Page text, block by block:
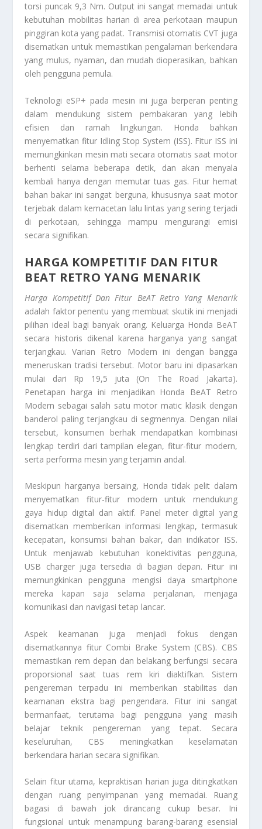
torsi puncak 9,3 Nm. Output ini sangat memadai untuk
kebutuhan mobilitas harian di area perkotaan maupun
pinggiran kota yang padat. Transmisi otomatis CVT juga
disematkan untuk memastikan pengalaman berkendara
yang mulus, nyaman, dan mudah dioperasikan, bahkan
oleh pengguna pemula.
Teknologi eSP+ pada mesin ini juga berperan penting
dalam mendukung sistem pembakaran yang lebih
efisien dan ramah lingkungan. Honda bahkan
menyematkan fitur Idling Stop System (ISS). Fitur ISS ini
memungkinkan mesin mati secara otomatis saat motor
berhenti selama beberapa detik, dan akan menyala
kembali hanya dengan memutar tuas gas. Fitur hemat
bahan bakar ini sangat berguna, khususnya saat motor
terjebak dalam kemacetan lalu lintas yang sering terjadi
di perkotaan, sehingga mampu mengurangi emisi
secara signifikan.
HARGA KOMPETITIF DAN FITUR
BEAT RETRO YANG MENARIK
Harga Kompetitif Dan Fitur BeAT Retro Yang Menarik
adalah faktor penentu yang membuat skutik ini menjadi
pilihan ideal bagi banyak orang. Keluarga Honda BeAT
secara historis dikenal karena harganya yang sangat
terjangkau. Varian Retro Modern ini dengan bangga
meneruskan tradisi tersebut. Motor baru ini dipasarkan
mulai dari Rp 19,5 juta (On The Road Jakarta).
Penetapan harga ini menjadikan Honda BeAT Retro
Modern sebagai salah satu motor matic klasik dengan
banderol paling terjangkau di segmennya. Dengan nilai
tersebut, konsumen berhak mendapatkan kombinasi
lengkap terdiri dari tampilan elegan, fitur-fitur modern,
serta performa mesin yang terjamin andal.
Meskipun harganya bersaing, Honda tidak pelit dalam
menyematkan fitur-fitur modern untuk mendukung
gaya hidup digital dan aktif. Panel meter digital yang
disematkan memberikan informasi lengkap, termasuk
kecepatan, konsumsi bahan bakar, dan indikator ISS.
Untuk menjawab kebutuhan konektivitas pengguna,
USB charger juga tersedia di bagian depan. Fitur ini
memungkinkan pengguna mengisi daya smartphone
mereka kapan saja selama perjalanan, menjaga
komunikasi dan navigasi tetap lancar.
Aspek keamanan juga menjadi fokus dengan
disematkannya fitur Combi Brake System (CBS). CBS
memastikan rem depan dan belakang berfungsi secara
proporsional saat tuas rem kiri diaktifkan. Sistem
pengereman terpadu ini memberikan stabilitas dan
keamanan ekstra bagi pengendara. Fitur ini sangat
bermanfaat, terutama bagi pengguna yang masih
belajar teknik pengereman yang tepat. Secara
keseluruhan, CBS meningkatkan keselamatan
berkendara harian secara signifikan.
Selain fitur utama, kepraktisan harian juga ditingkatkan
dengan ruang penyimpanan yang memadai. Ruang
bagasi di bawah jok dirancang cukup besar. Ini
fungsional untuk menampung barang-barang esensial